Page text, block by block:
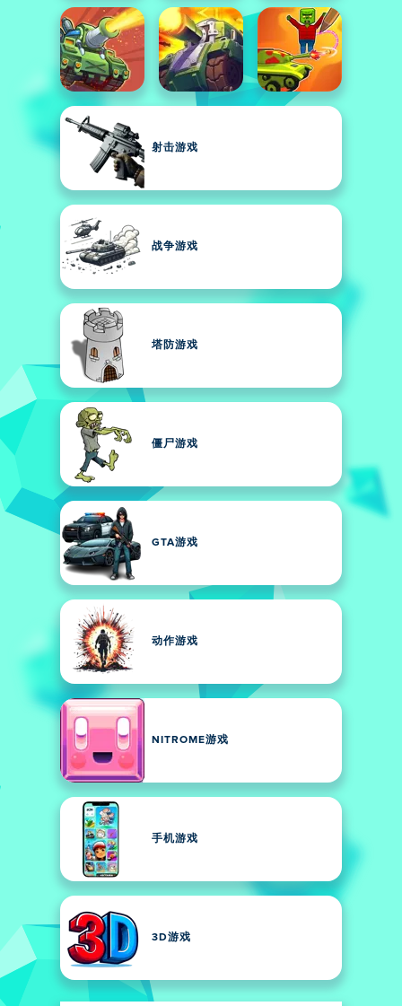
射击游戏
战争游戏
塔防游戏
僵尸游戏
GTA游戏
动作游戏
NITROME游戏
手机游戏
3D游戏